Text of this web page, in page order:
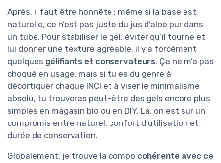
Après, il faut être honnête : même si la base est
naturelle, ce n’est pas juste du jus d’aloe pur dans
un tube. Pour stabiliser le gel, éviter qu’il tourne et
lui donner une texture agréable, il y a forcément
quelques gélifiants et conservateurs. Ça ne m’a pas
choqué en usage, mais si tu es du genre à
décortiquer chaque INCI et à viser le minimalisme
absolu, tu trouveras peut-être des gels encore plus
simples en magasin bio ou en DIY. Là, on est sur un
compromis entre naturel, confort d’utilisation et
durée de conservation.
Globalement, je trouve la compo cohérente avec ce